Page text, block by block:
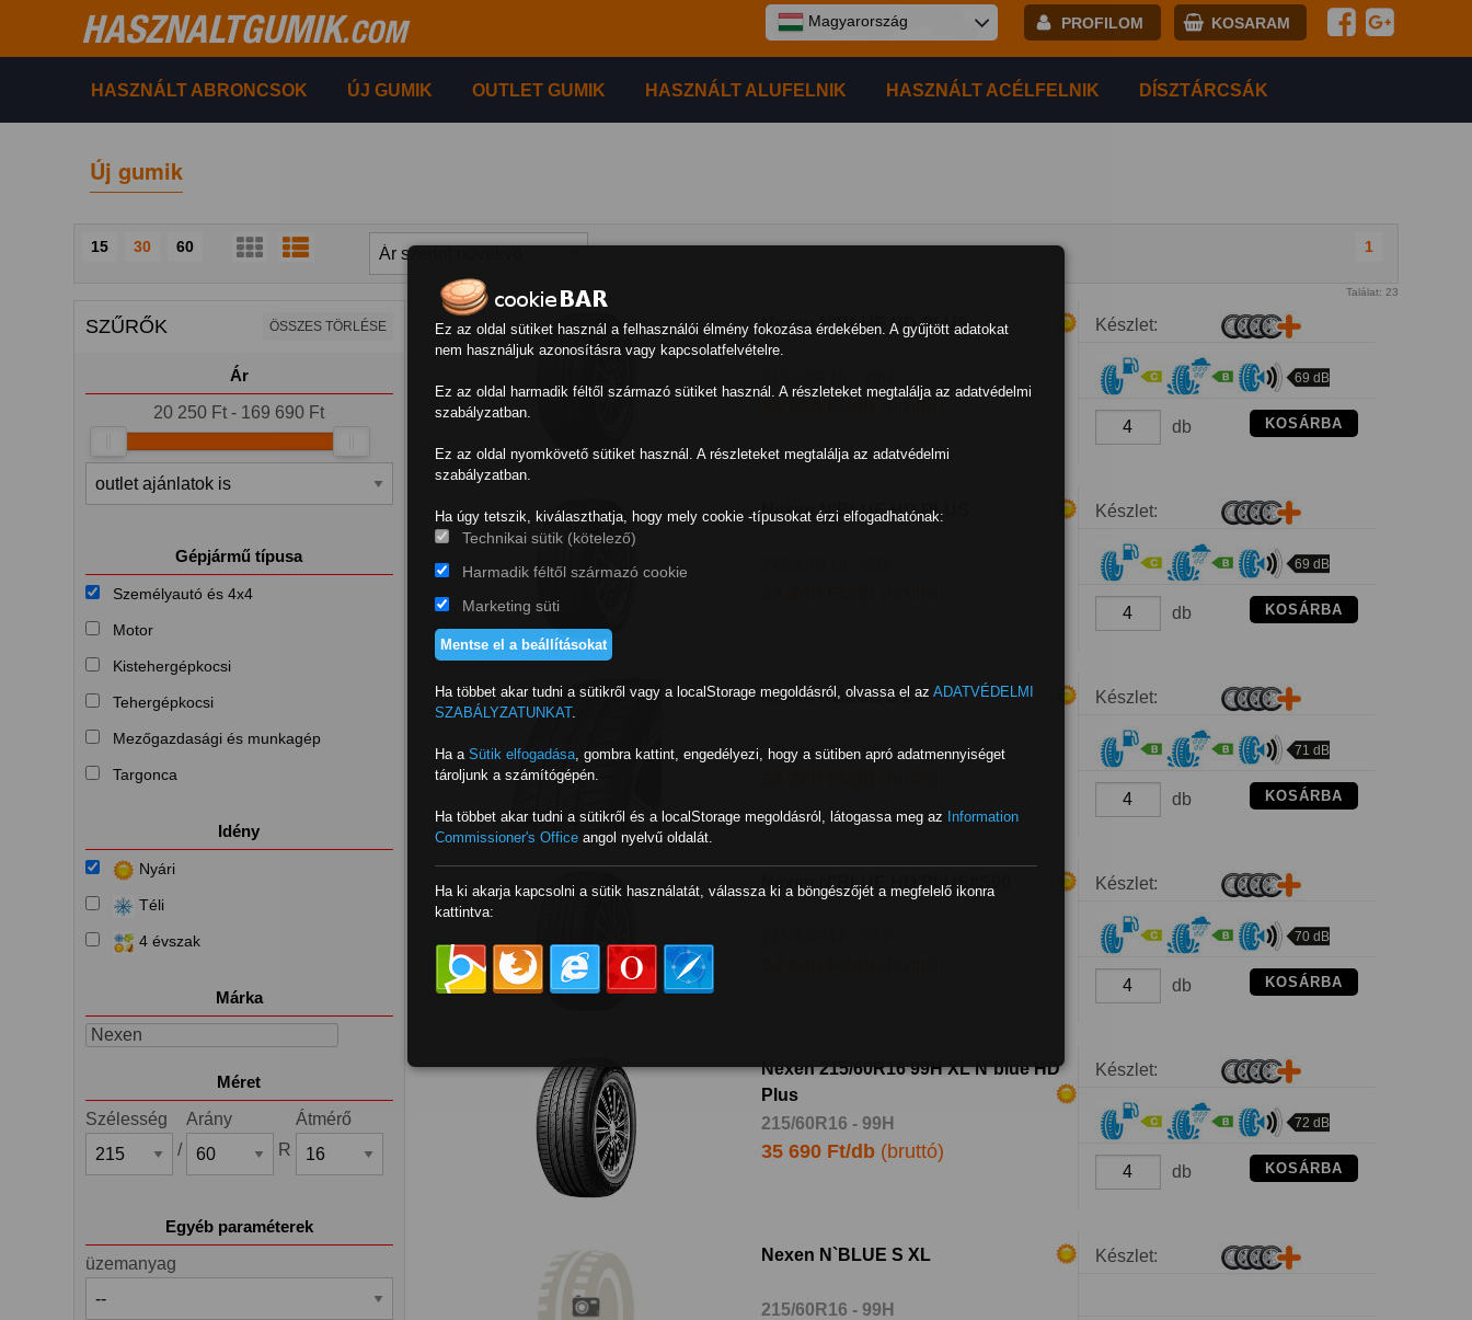
HASZNALTGUMIK.COM PROFILOM KOSARAM
Magyarország
HASZNÁLT ABRONCSOK ÚJ GUMIK OUTLET GUMIK HASZNÁLT ALUFELNIK HASZNÁLT ACÉLFELNIK DÍSZTÁRCSÁK
Új gumik
15 30 60 1
Találat: 23
SZŰRŐK ÖSSZES TÖRLÉSE
Ár
20 250 Ft - 169 690 Ft
Gépjármű típusa
Személyautó és 4x4
Motor
Kistehergépkocsi
Tehergépkocsi
Mezőgazdasági és munkagép
Targonca
Idény
Nyári
Téli
4 évszak
Márka
Nexen
Méret
Szélesség
/
Arány
R
Átmérő
Egyéb paraméterek
üzemanyag
Nexen N'BLUE HD PLUS
(bruttó)
Készlet:
69 dB
db KOSÁRBA
Nexen N'BLUE HD PLUS Készlet:
69 dB
db KOSÁRBA
Nexen NBLUE S EV
215/60R16 - 95H
Készlet:
71 dB
db KOSÁRBA
Nexen N'BLUE HD PLUS#S90 Készlet:
70 dB
db KOSÁRBA
Nexen 215/60R16 99H XL N`blue HD
Plus
215/60R16 - 99H
35 690 Ft/db(bruttó)
Készlet:
72 dB
db KOSÁRBA
Nexen N`BLUE S XL
215/60R16 - 99H
Készlet:
Ez az oldal sütiket használ a felhasználói élmény fokozása érdekében. A gyűjtött adatokat
nem használjuk azonosításra vagy kapcsolatfelvételre.
Ez az oldal harmadik féltől származó sütiket használ. A részleteket megtalálja az adatvédelmi
szabályzatban.
Ez az oldal nyomkövető sütiket használ. A részleteket megtalálja az adatvédelmi
szabályzatban.
Ha úgy tetszik, kiválaszthatja, hogy mely cookie -típusokat érzi elfogadhatónak:
Technikai sütik (kötelező)
Harmadik féltől származó cookie
Marketing süti
Mentse el a beállításokat
Ha többet akar tudni a sütikről vagy a localStorage megoldásról, olvassa el az ADATVÉDELMI
SZABÁLYZATUNKAT.
Ha a Sütik elfogadása, gombra kattint, engedélyezi, hogy a sütiben apró adatmennyiséget
tároljunk a számítógépén.
Ha többet akar tudni a sütikről és a localStorage megoldásról, látogassa meg az Information
Commissioner's Office angol nyelvű oldalát.
Ha ki akarja kapcsolni a sütik használatát, válassza ki a böngészőjét a megfelelő ikonra
kattintva: